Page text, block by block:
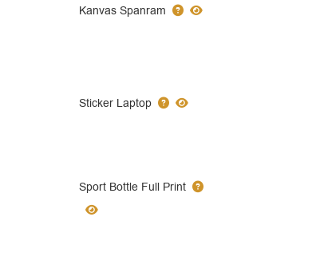
Kanvas Spanram
Sticker Laptop
Sport Bottle Full Print